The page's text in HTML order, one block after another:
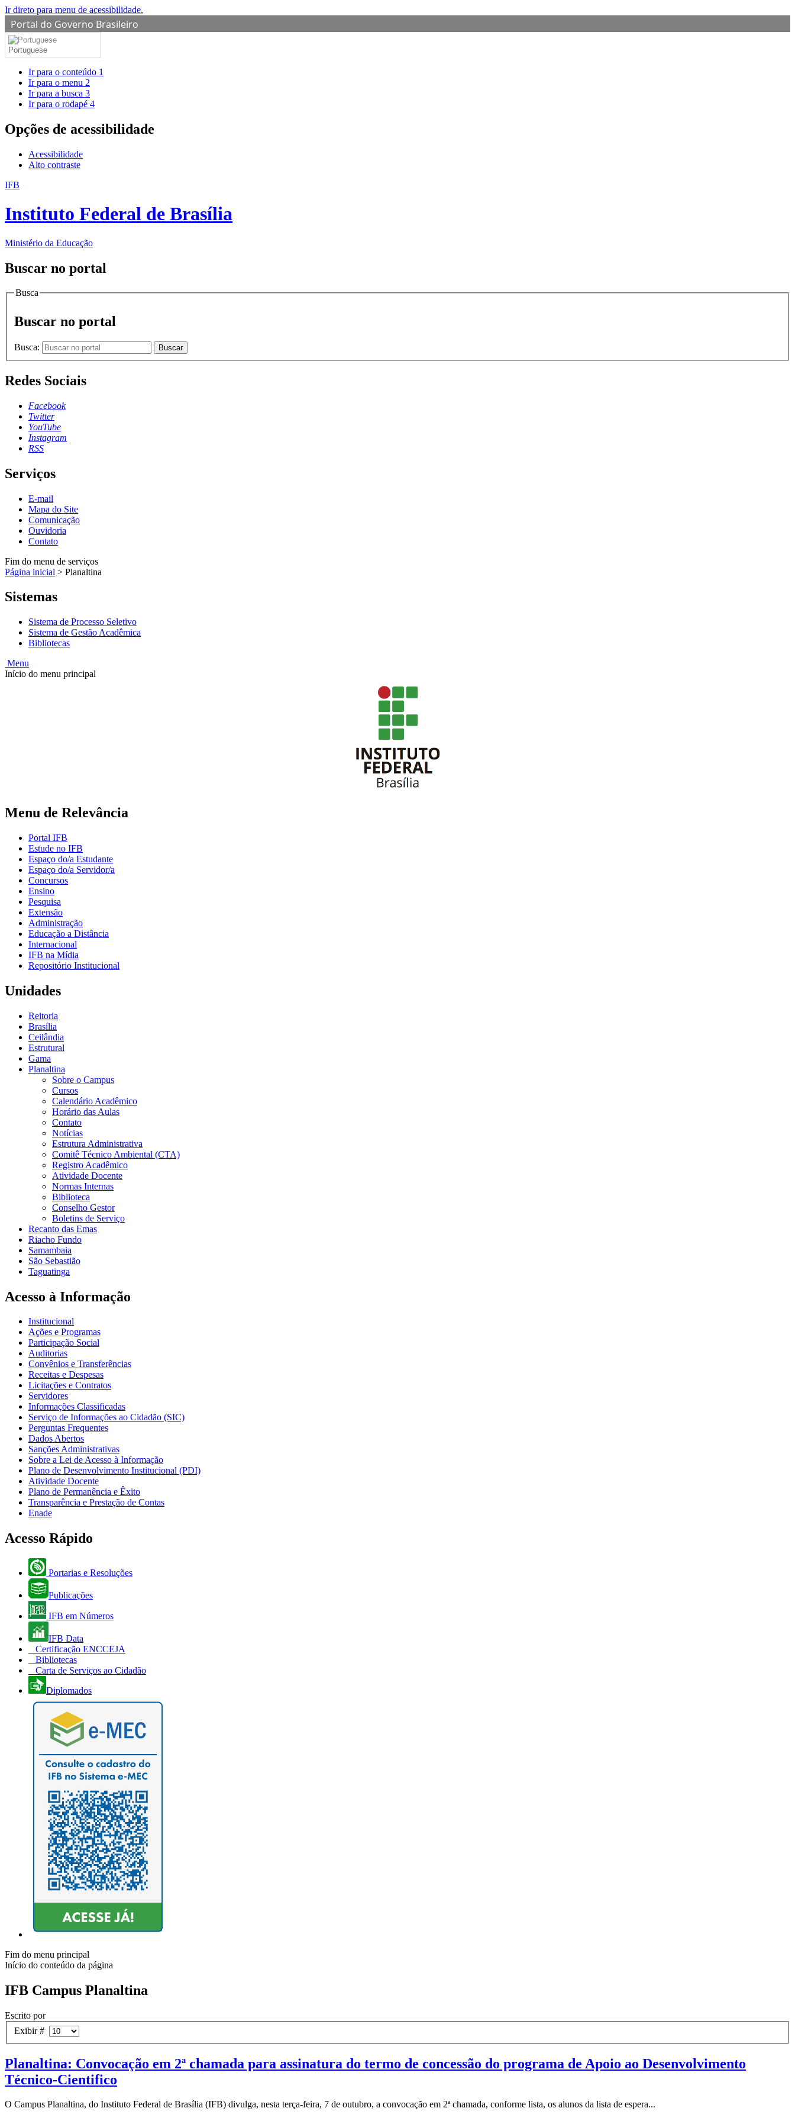
Ir direto para menu de acessibilidade.
Portal do Governo Brasileiro
Portuguese
Ir para o conteúdo 1
Ir para o menu 2
Ir para a busca 3
Ir para o rodapé 4
Opções de acessibilidade
Acessibilidade
Alto contraste
IFB
Instituto Federal de Brasília
Ministério da Educação
Buscar no portal
Busca
Buscar no portal
Busca: Buscar
Redes Sociais
Facebook
Twitter
YouTube
Instagram
RSS
Serviços
E-mail
Mapa do Site
Comunicação
Ouvidoria
Contato
Fim do menu de serviços
Página inicial > Planaltina
Sistemas
Sistema de Processo Seletivo
Sistema de Gestão Acadêmica
Bibliotecas
Menu
Início do menu principal
Menu de Relevância
Portal IFB
Estude no IFB
Espaço do/a Estudante
Espaço do/a Servidor/a
Concursos
Ensino
Pesquisa
Extensão
Administração
Educação a Distância
Internacional
IFB na Mídia
Repositório Institucional
Unidades
Reitoria
Brasília
Ceilândia
Estrutural
Gama
Planaltina
Sobre o Campus
Cursos
Calendário Acadêmico
Horário das Aulas
Contato
Notícias
Estrutura Administrativa
Comitê Técnico Ambiental (CTA)
Registro Acadêmico
Atividade Docente
Normas Internas
Biblioteca
Conselho Gestor
Boletins de Serviço
Recanto das Emas
Riacho Fundo
Samambaia
São Sebastião
Taguatinga
Acesso à Informação
Institucional
Ações e Programas
Participação Social
Auditorias
Convênios e Transferências
Receitas e Despesas
Licitações e Contratos
Servidores
Informações Classificadas
Serviço de Informações ao Cidadão (SIC)
Perguntas Frequentes
Dados Abertos
Sanções Administrativas
Sobre a Lei de Acesso à Informação
Plano de Desenvolvimento Institucional (PDI)
Atividade Docente
Plano de Permanência e Êxito
Transparência e Prestação de Contas
Enade
Acesso Rápido
Portarias e Resoluções
Publicações
IFB em Números
IFB Data
Certificação ENCCEJA
Bibliotecas
Carta de Serviços ao Cidadão
Diplomados
Fim do menu principal
Início do conteúdo da página
IFB Campus Planaltina
Escrito por
Exibir #
Planaltina: Convocação em 2ª chamada para assinatura do termo de concessão do programa de Apoio ao Desenvolvimento
Técnico-Cientifico
O Campus Planaltina, do Instituto Federal de Brasília (IFB) divulga, nesta terça-feira, 7 de outubro, a convocação em 2ª chamada, conforme lista, os alunos da lista de espera...